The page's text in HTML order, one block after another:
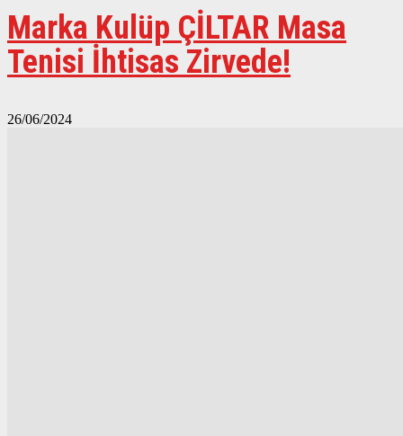
Marka Kulüp ÇİLTAR Masa
Tenisi İhtisas Zirvede!
26/06/2024